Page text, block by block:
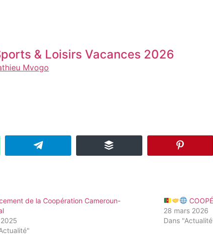
& Loisirs Vacances 2026
Mvogo
de la Coopération Cameroun-
28 mars 2026
Dans